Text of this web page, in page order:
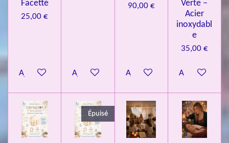
3
Facetté
25,00 €
Ajouter au panierAjouter au panier
90,00 €
Ajouter au panier
Verte –
Acier
inoxydabl
e
35,00 €
Ajouter au
Épuisé